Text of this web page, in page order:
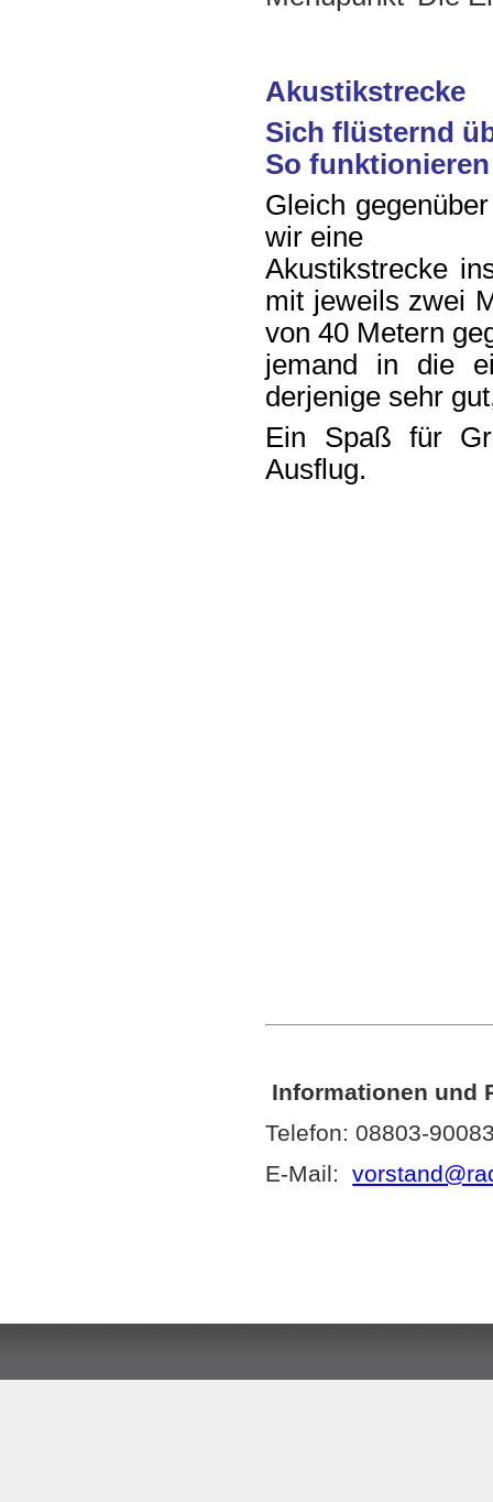
Akustikstrecke
Sich flüsternd
So
Gleich
wir eine
Akustikstrecke
mit jeweils zwei
von 40 Metern
jemand in die
derjenige sehr
Ein Spaß für
Ausflug.
Informationen und
Telefon: 08803-
E-Mail: